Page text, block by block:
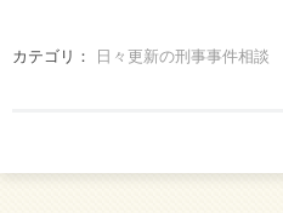
カテゴリ： 日々更新の刑事事件相談